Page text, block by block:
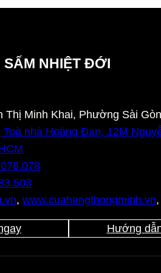
SẤM NHIỆT ĐỚI
Thị Minh Khai, Phường Sài
Toà nhà Hoàng Đan, 12M
, www.cuahangthongminh.vn
Hướng